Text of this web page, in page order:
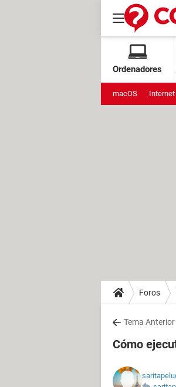
Ordenadores
macOS Internet
Foros
Tema Anterior
Cómo